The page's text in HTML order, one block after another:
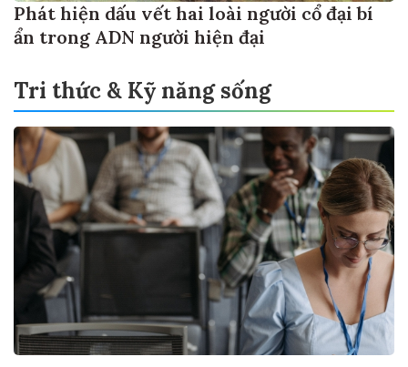
Phát hiện dấu vết hai loài người cổ đại bí
ẩn trong ADN người hiện đại
Tri thức & Kỹ năng sống